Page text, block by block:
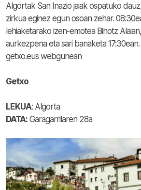
Algortak San Inazio jaiak ospatuko
zirkua eginez egun osoan zehar.
lehiaketarako izen-emotea Bihotz
aurkezpena eta sari banaketa
getxo.eus webgunean
Getxo
LEKUA: Algorta
DATA: Garagarrilaren 28a